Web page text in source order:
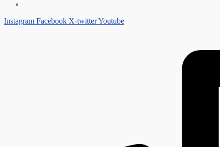
Instagram Facebook X-twitterYoutube